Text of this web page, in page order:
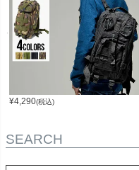
¥4,290(税込)
SEARCH
並び順
新着順
登録順
価格が安い順
価格が高い順
レビュー順
キーワードヒット順